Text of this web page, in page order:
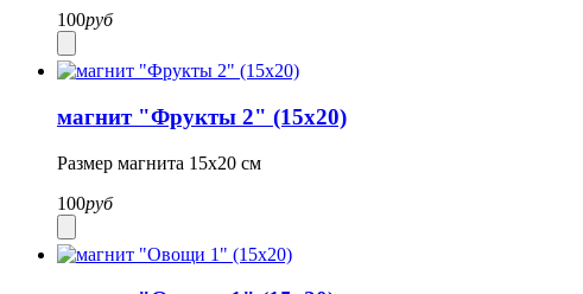
100руб
магнит "Фрукты 2" (15х20)
Размер магнита 15х20 см
100руб